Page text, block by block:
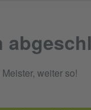
weiter so!